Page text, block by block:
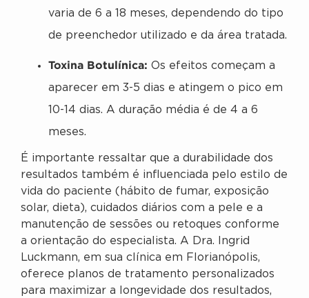
varia de 6 a 18 meses, dependendo do tipo
de preenchedor utilizado e da área tratada.
Toxina Botulínica: Os efeitos começam a
aparecer em 3-5 dias e atingem o pico em
10-14 dias. A duração média é de 4 a 6
meses.
É importante ressaltar que a durabilidade dos
resultados também é influenciada pelo estilo de
vida do paciente (hábito de fumar, exposição
solar, dieta), cuidados diários com a pele e a
manutenção de sessões ou retoques conforme
a orientação do especialista. A Dra. Ingrid
Luckmann, em sua clínica em Florianópolis,
oferece planos de tratamento personalizados
para maximizar a longevidade dos resultados,